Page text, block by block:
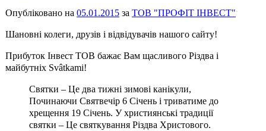
Опубліковано на 05.01.2015 за ТОВ "ПРОФІТ ІНВЕСТ"
Шановні колеги, друзів і відвідувачів нашого сайту!
Прибуток Інвест ТОВ бажає Вам щасливого Різдва і
майбутніх Svâtkami!
Святки – Це два тижні зимові канікули,
Починаючи Святвечір 6 Січень і триватиме до
хрещення 19 Січень. У християнські традиції
святки – Це святкування Різдва Христового.